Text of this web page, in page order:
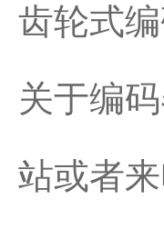
齿轮式
关于编
站或者